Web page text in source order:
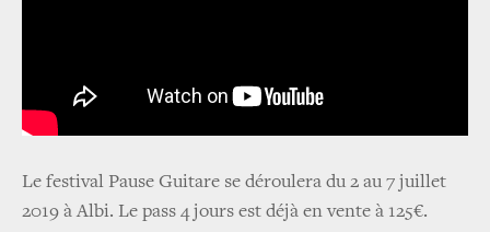
Le festival Pause Guitare se déroulera du 2 au 7 juillet
2019 à Albi. Le pass 4 jours est déjà en vente à 125€.